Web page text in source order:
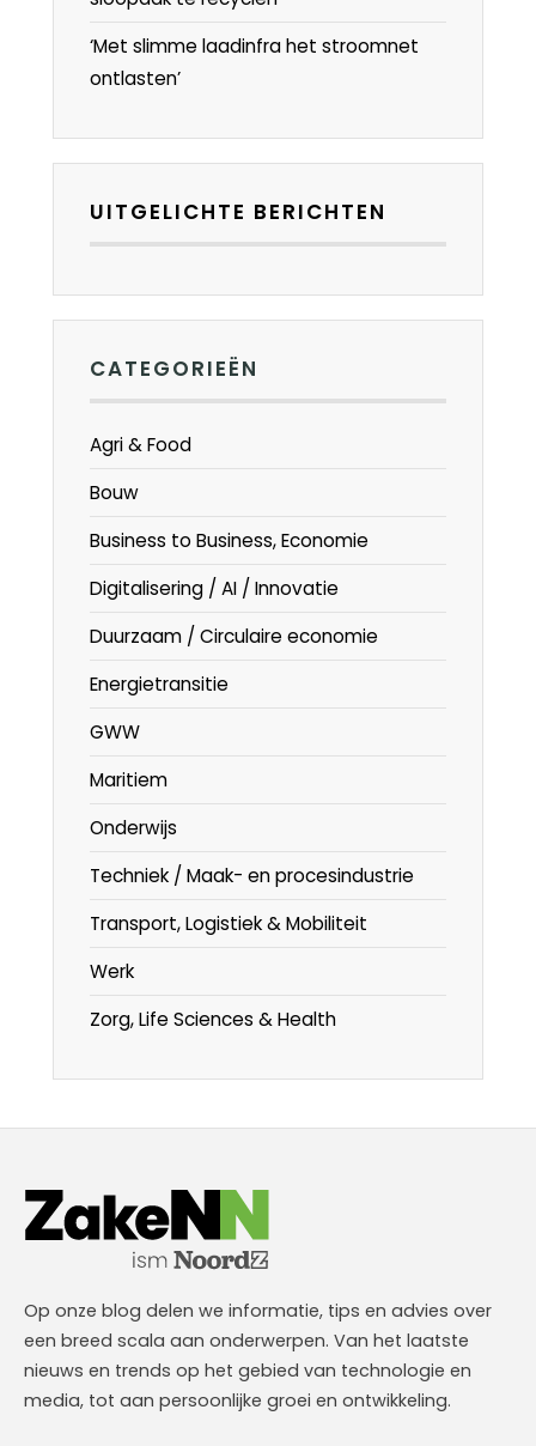
‘Met slimme laadinfra het stroomnet
ontlasten’
UITGELICHTE BERICHTEN
CATEGORIEËN
Agri & Food
Bouw
Business to Business, Economie
Digitalisering / AI / Innovatie
Duurzaam / Circulaire economie
Energietransitie
GWW
Maritiem
Onderwijs
Techniek / Maak- en procesindustrie
Transport, Logistiek & Mobiliteit
Werk
Zorg, Life Sciences & Health
Op onze blog delen we informatie, tips en advies over
een breed scala aan onderwerpen. Van het laatste
nieuws en trends op het gebied van technologie en
media, tot aan persoonlijke groei en ontwikkeling.